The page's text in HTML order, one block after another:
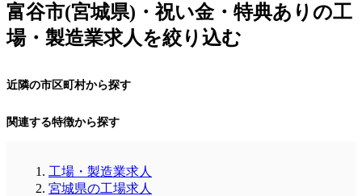
富谷市(宮城県)・祝い金・特典ありの工
場・製造業求人を絞り込む
近隣の市区町村から探す
関連する特徴から探す
工場・製造業求人
宮城県の工場求人